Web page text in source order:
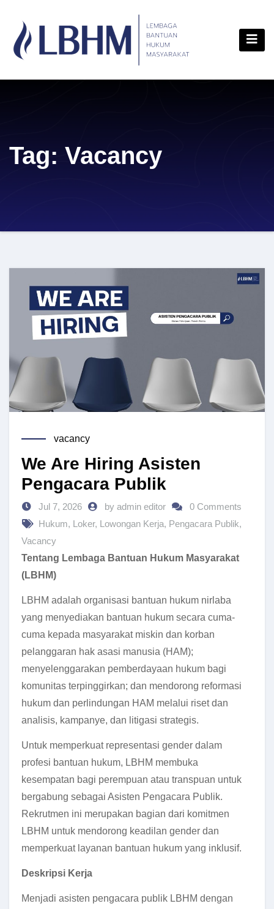
content
Tag: Vacancy
vacancy
We Are Hiring Asisten
Pengacara Publik
Jul 7, 2026 by admin editor
0 Comments
Hukum, Loker, Lowongan Kerja, Pengacara Publik,
Vacancy
Tentang Lembaga Bantuan Hukum Masyarakat
(LBHM)
LBHM adalah organisasi bantuan hukum nirlaba
yang menyediakan bantuan hukum secara cuma-
cuma kepada masyarakat miskin dan korban
pelanggaran hak asasi manusia (HAM);
menyelenggarakan pemberdayaan hukum bagi
komunitas terpinggirkan; dan mendorong reformasi
hukum dan perlindungan HAM melalui riset dan
analisis, kampanye, dan litigasi strategis.
Untuk memperkuat representasi gender dalam
profesi bantuan hukum, LBHM membuka
kesempatan bagi perempuan atau transpuan untuk
bergabung sebagai Asisten Pengacara Publik.
Rekrutmen ini merupakan bagian dari komitmen
LBHM untuk mendorong keadilan gender dan
memperkuat layanan bantuan hukum yang inklusif.
Deskripsi Kerja
Menjadi asisten pengacara publik LBHM dengan